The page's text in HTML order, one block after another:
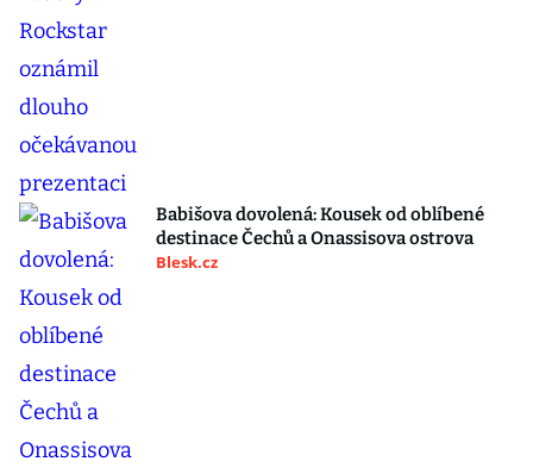
Babišova dovolená: Kousek od oblíbené
destinace Čechů a Onassisova ostrova
Blesk.cz